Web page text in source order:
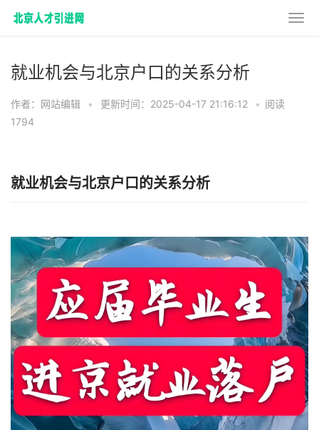
就业机会与北京户口的关系分析
作者：网站编辑 • 更新时间：2025-04-17 21:16:12 • 阅读
1794
就业机会与北京户口的关系分析